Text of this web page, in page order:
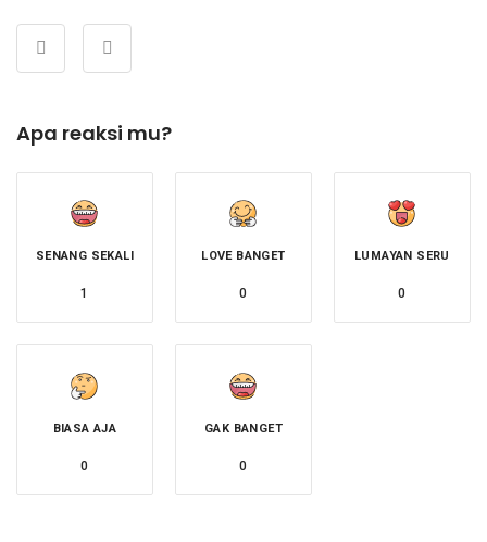
Apa reaksi mu?
SENANG SEKALI
1
LOVE BANGET
0
LUMAYAN SERU
0
BIASA AJA
0
GAK BANGET
0